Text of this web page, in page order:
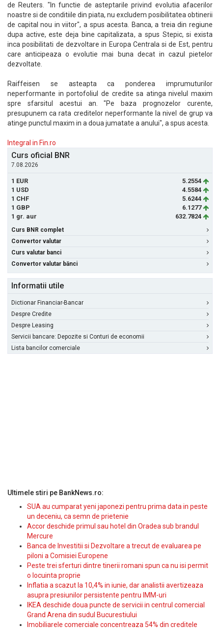
de Reuters. "In functie de asteptarile privind evolutia afacerilor
noastre si de conditiile din piata, nu excludem posibilitatea obtinerii
de capital nou in viitor", a spus acesta. Banca, a treia din regiune
dupa active, este deja bine capitalizata, a spus Stepic, si exista
inca posibilitati de dezvoltare in Europa Centrala si de Est, pentru
care anticipeaza o evolutie mai buna decat in cazul pietelor
dezvoltate.
Raiffeisen se asteapta ca ponderea imprumuturilor
neperformante in portofoliul de credite sa atinga nivelul maxim
spre sfarsitul acestui an. "Pe baza prognozelor curente,
presupunem ca rata creditelor neperformante la nivel de grup va
atinge punctul maxim in a doua jumatate a anului", a spus acesta.
Integral in Fin.ro
Curs oficial BNR
7.08.2026
1 EUR
5.2554
1 USD
4.5584
1 CHF
5.6244
1 GBP
6.1277
1 gr. aur
632.7824
Curs BNR complet
Convertor valutar
Curs valutar banci
Convertor valutar bănci
Informatii utile
Dictionar Financiar-Bancar
Despre Credite
Despre Leasing
Servicii bancare: Depozite si Conturi de economii
Lista bancilor comerciale
Ultimele stiri pe BankNews.ro:
SUA au cumparat yeni japonezi pentru prima data in peste
un deceniu, ca semn de prietenie
Accor deschide primul sau hotel din Oradea sub brandul
Mercure
Banca de Investitii si Dezvoltare a trecut de evaluarea pe
piloni a Comisiei Europene
Peste trei sferturi dintre tinerii romani spun ca nu isi permit
o locuinta proprie
Inflatia a scazut la 10,4% in iunie, dar analistii avertizeaza
asupra presiunilor persistente pentru IMM-uri
IKEA deschide doua puncte de servicii in centrul comercial
Grand Arena din sudul Bucurestiului
Imobiliarele comerciale concentreaza 54% din creditele